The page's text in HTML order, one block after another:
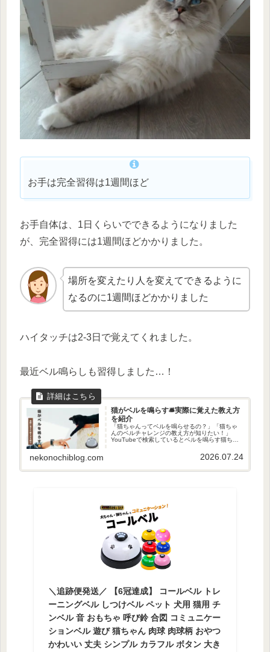
お手は完全習得は1週間ほど
お手自体は、1日くらいでできるようになりました
が、完全習得には1週間ほどかかりました。
場所を変えたり人を変えてできるように
なるのに1週間ほどかかりました
ハイタッチは2-3日で覚えてくれました。
最近ベル鳴らしも習得しました…！
猫がベルを鳴らす🛎️実際に覚えた教え方
を紹介
「猫ちゃんってベルを鳴らせるの？」「猫ちゃ
んのベルチャレンジの教え方が知りたい！」
YouTubeで検索しているとベルを鳴らす猫ちゃ
ことで、チャレンジしてみました。結果は…ベ
nekonochiblog.com 2026.07.24
＼追跡便発送／ 【6冠達成】 コールベル トレ
ーニングベル しつけベル ペット 犬用 猫用 チ
ンベル 音 おもちゃ 呼び鈴 合図 コミュニケー
ションベル 遊び 猫ちゃん 肉球 肉球柄 おやつ
かわいい 丈夫 シンプル カラフル ボタン 大き